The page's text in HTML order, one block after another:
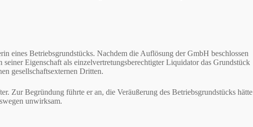
eines Betriebsgrundstücks. Nachdem die Auflösung der GmbH beschlossen
Eigenschaft als einzelvertretungsberechtigter Liquidator das Grundstück
gesellschaftsexternen Dritten.
Zur Begründung führte er an, die Veräußerung des Betriebsgrundstücks hätte
unwirksam.